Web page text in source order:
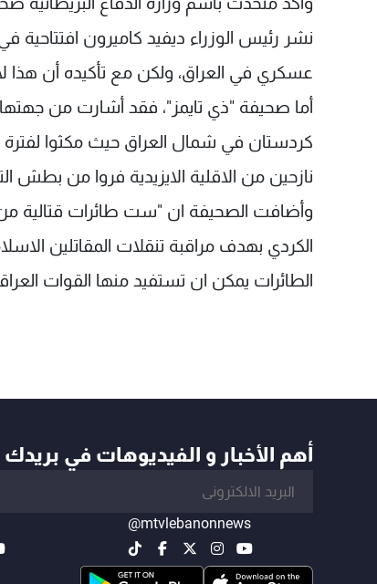
نشر رئيس الوزراء ديفيد كاميرون افتتاحية
عسكري في العراق، ولكن مع تأكيده أن هذا
أما صحيفة "ذي تايمز"، فقد أشارت من جهتها
كردستان في شمال العراق حيث مكثوا
نازحين من الاقلية الايزيدية فروا من بطش
وأضافت الصحيفة ان "ست طائرات قتالية من
الكردي بهدف مراقبة تنقلات المقاتلين
الطائرات يمكن ان تستفيد منها القوات
أهم الأخبار و الفيديوهات في بريدك
@mtvlebanonnews